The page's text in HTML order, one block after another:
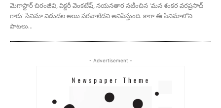
మెగాస్టార్ చిరంజీవి, విక్టరీ వెంకటేష్, నయనతార నటించిన 'మన శంకర వరప్రసాద్
గారు' సినిమా విడుదల అయి పరవాలేదని అనిపిస్తుంది. కాగా ఈ సినిమాలోని
పాటలు...
- Advertisement -